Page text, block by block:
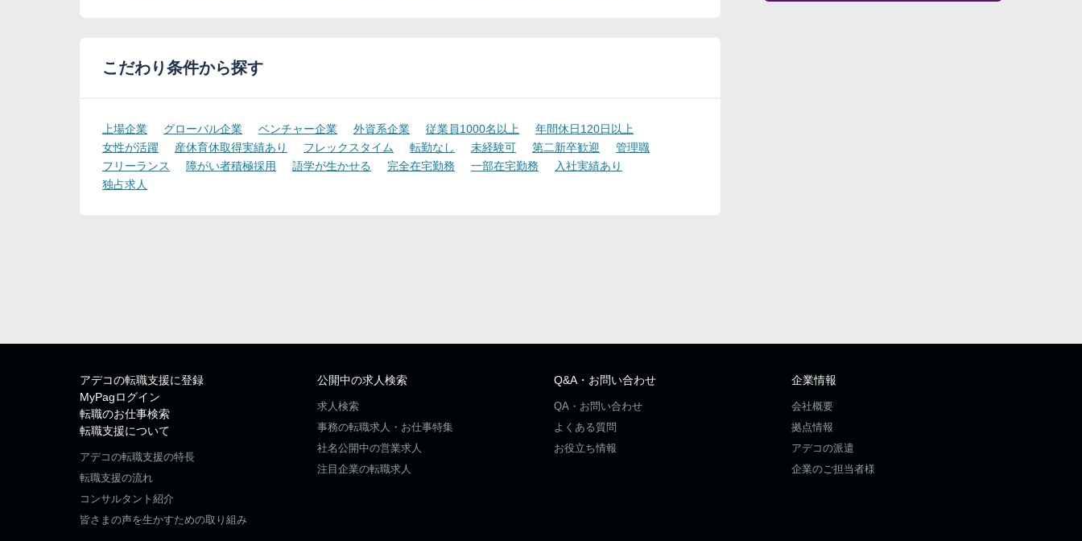
こだわり条件から探す
上場企業 グローバル企業 ベンチャー企業 外資系企業 従業員1000名以上
年間休日120日以上
女性が活躍
産休育休取得実績あり フレックスタイム 転勤なし 未経験可 第二新卒歓迎
管理職
フリーランス
障がい者積極採用 語学が生かせる 完全在宅勤務 一部在宅勤務
入社実績あり
独占求人
アデコの転職支援に登録
MyPagログイン
転職のお仕事検索
転職支援について
アデコの転職支援の特長
転職支援の流れ
コンサルタント紹介
皆さまの声を生かすための取り組み
公開中の求人検索
求人検索
事務の転職求人・お仕事特集
社名公開中の営業求人
注目企業の転職求人
Q&A・お問い合わせ
QA・お問い合わせ
よくある質問
お役立ち情報
企業情報
会社概要
拠点情報
アデコの派遣
企業のご担当者様